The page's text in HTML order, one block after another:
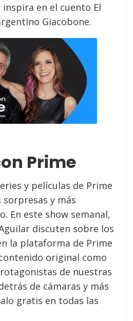
inspira en el cuento El
Giacobone.
Prime
y películas de Prime
y más
En este show semanal,
discuten sobre los
la plataforma de Prime
original como
de nuestras
de cámaras y más
gratis en todas las